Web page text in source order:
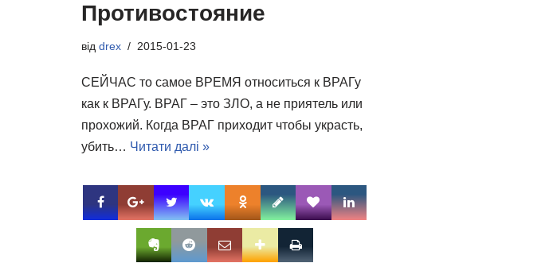
Противостояние
від drex 2015-01-23
СЕЙЧАС то самое ВРЕМЯ относиться к ВРАГу
как к ВРАГу. ВРАГ – это ЗЛО, а не приятель или
прохожий. Когда ВРАГ приходит чтобы украсть,
убить… Читати далі »